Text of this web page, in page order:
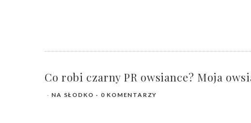
Co robi czarny PR owsiance? Moja
NA SŁODKO 0 KOMENTARZY